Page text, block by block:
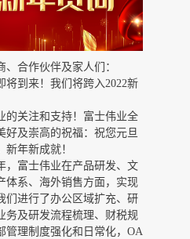
合作伙伴及家人们：
将到来！我们将跨入2022新
的关注和支持！富士伟业全
好及崇高的祝福：祝您元旦
年新成就！
，富士伟业在产品研发、文
体系、海外销售方面，实现
们进行了办公区域扩充、研
务及研发流程梳理、财税规
管理制度强化和日常化，OA